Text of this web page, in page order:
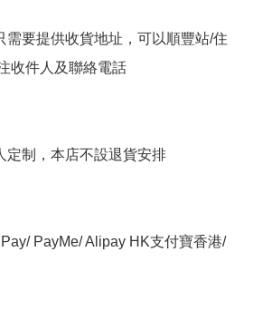
需要提供收貨地址，可以順豐站/住
收件人及聯絡電話
定制，本店不設退貨安排
PayMe/ Alipay HK支付寶香港/